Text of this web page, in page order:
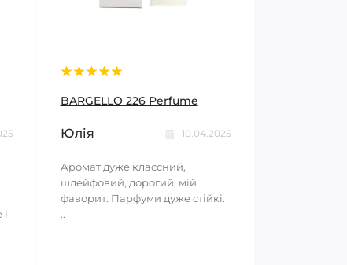
BARGELLO 226 Perfume
Юлія 10.04.2025
Аромат дуже классний,
шлейфовий, дорогий, мій
фаворит. Парфуми дуже стійкі.
..